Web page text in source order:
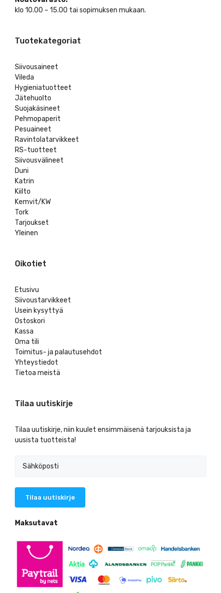
klo 10.00 – 15.00 tai sopimuksen mukaan.
Tuotekategoriat
Siivousaineet
Vileda
Hygieniatuotteet
Jätehuolto
Suojakäsineet
Pehmopaperit
Pesuaineet
Ravintolatarvikkeet
RS-tuotteet
Siivousvälineet
Duni
Katrin
Kiilto
Kemvit/KW
Tork
Tarjoukset
Yleinen
Oikotiet
Etusivu
Siivoustarvikkeet
Usein kysyttyä
Ostoskori
Kassa
Oma tili
Toimitus- ja palautusehdot
Yhteystiedot
Tietoa meistä
Tilaa uutiskirje
Tilaa uutiskirje, niin kuulet ensimmäisenä tarjouksista ja
uusista tuotteista!
Maksutavat